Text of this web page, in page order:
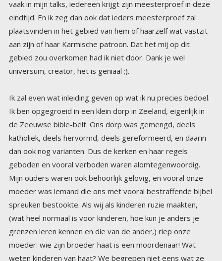
universum, creator, het is geniaal ;).
Ik zal even wat inleiding geven op wat ik nu precies bedoel.
Ik ben opgegroeid in een klein dorp in Zeeland, eigenlijk in
de Zeeuwse bible-belt. Ons dorp was gemengd, deels
katholiek, deels hervormd, deels gereformeerd, en daarin
dan ook nog varianten. Dus de kerken en haar regels
geboden en vooral verboden waren alomtegenwoordig.
Mijn ouders waren ook behoorlijk gelovig, en vooral onze
moeder was iemand die ons met vooral bestraffende bijbel
spreuken bestookte. Als wij als kinderen ruzie maakten,
(wat heel normaal is voor kinderen, hoe kun je anders je
grenzen leren kennen en die van de ander,) riep onze
moeder: wie zijn broeder haat is een moordenaar! Wat
weten kinderen van haat? We begrepen niet eens wat ze
bedoelde, maar de spreuken lieten een intense afdruk na in